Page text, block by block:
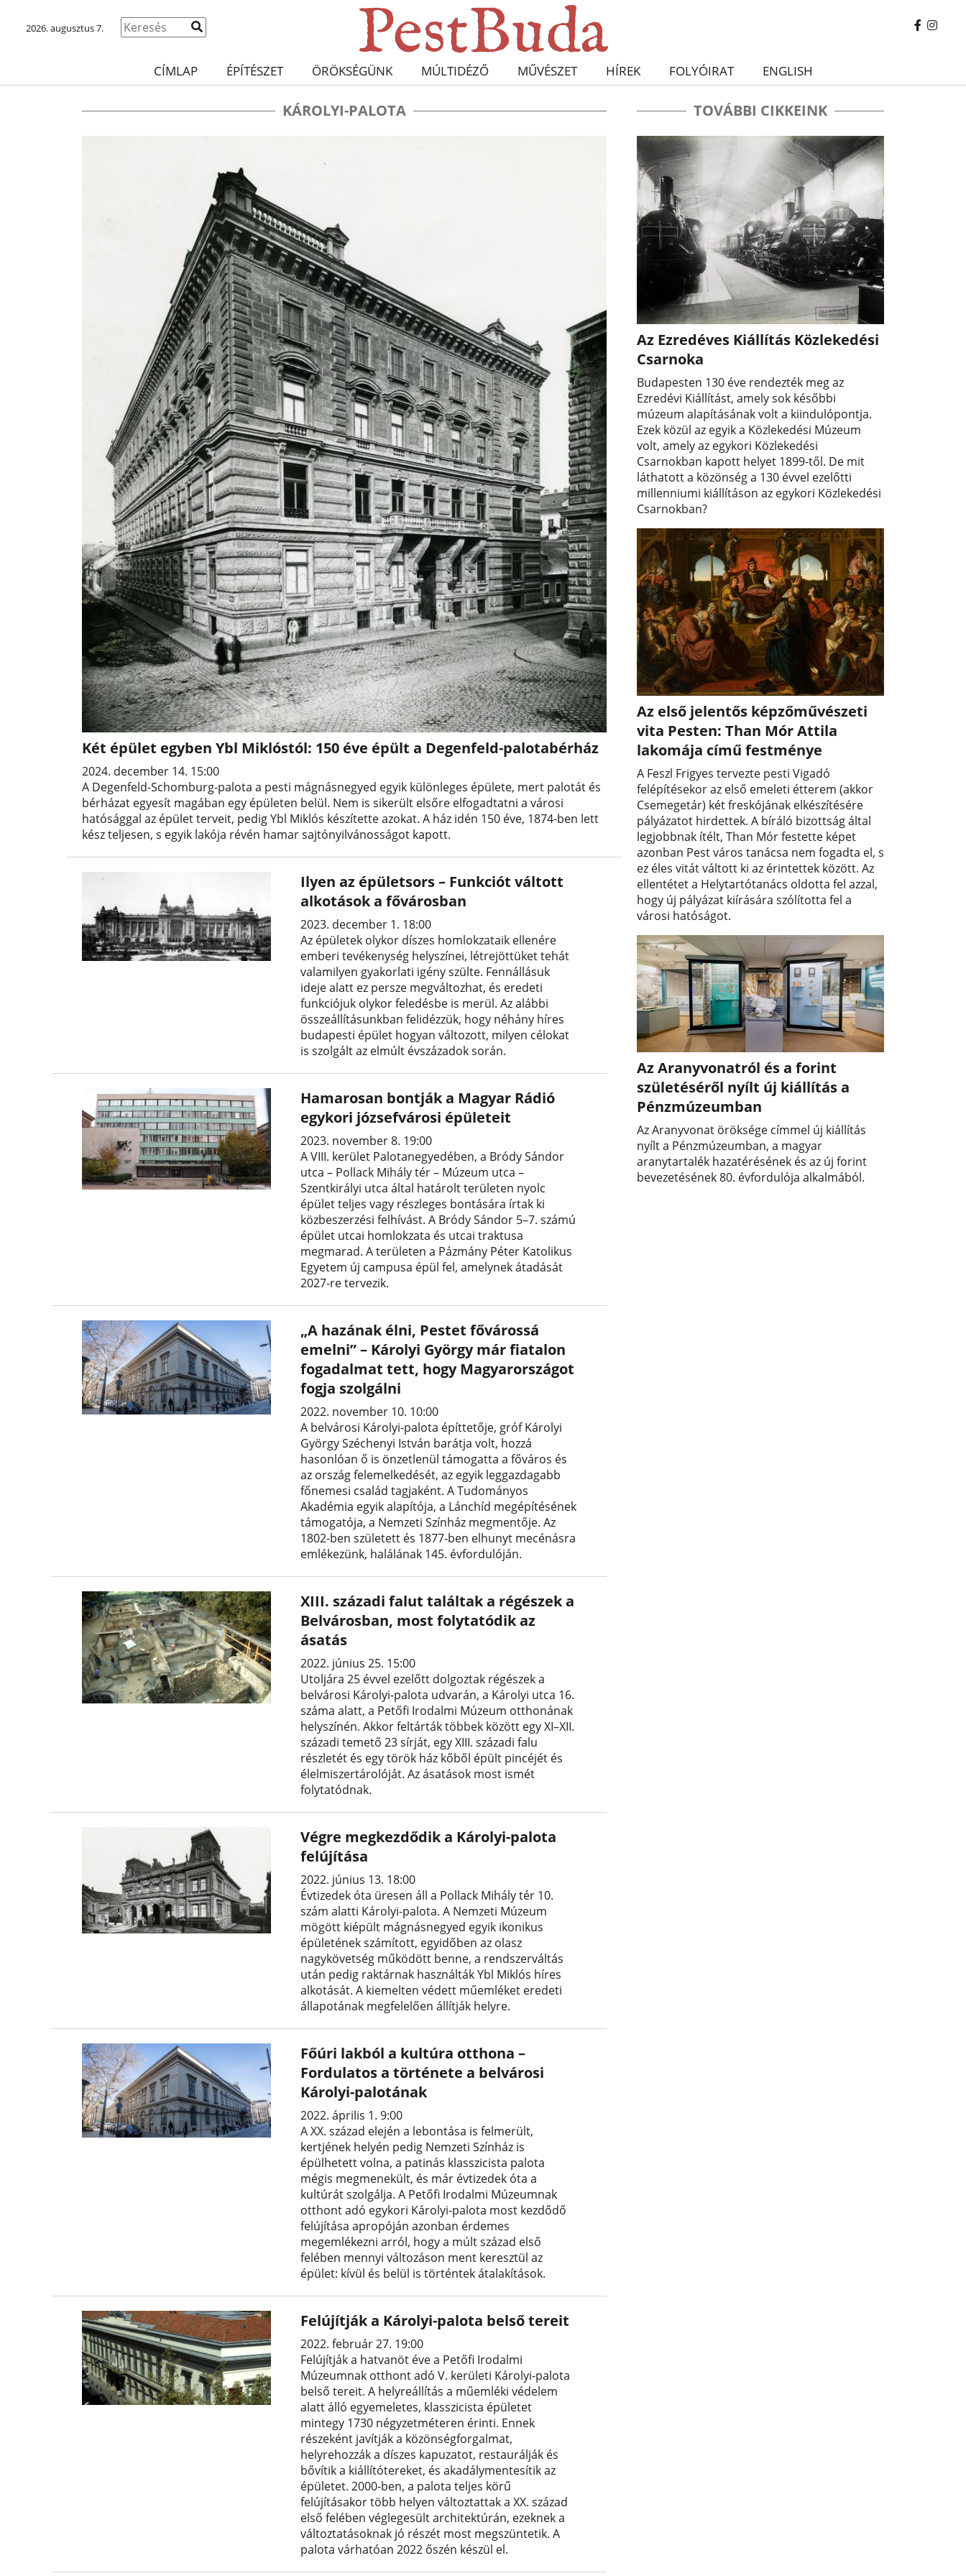
2026. augusztus 7.
CÍMLAP ÉPÍTÉSZET ÖRÖKSÉGÜNK MÚLTIDÉZŐ MŰVÉSZET HÍREK FOLYÓIRAT ENGLISH
KÁROLYI-PALOTA
Két épület egyben Ybl Miklóstól: 150 éve épült a Degenfeld-palotabérház
2024. december 14. 15:00
A Degenfeld-Schomburg-palota a pesti mágnásnegyed egyik különleges épülete, mert palotát és
bérházat egyesít magában egy épületen belül. Nem is sikerült elsőre elfogadtatni a városi
hatósággal az épület terveit, pedig Ybl Miklós készítette azokat. A ház idén 150 éve, 1874-ben lett
kész teljesen, s egyik lakója révén hamar sajtónyilvánosságot kapott.
Ilyen az épületsors – Funkciót váltott
alkotások a fővárosban
2023. december 1. 18:00
Az épületek olykor díszes homlokzataik ellenére
emberi tevékenység helyszínei, létrejöttüket tehát
valamilyen gyakorlati igény szülte. Fennállásuk
ideje alatt ez persze megváltozhat, és eredeti
funkciójuk olykor feledésbe is merül. Az alábbi
összeállításunkban felidézzük, hogy néhány híres
budapesti épület hogyan változott, milyen célokat
is szolgált az elmúlt évszázadok során.
Hamarosan bontják a Magyar Rádió
egykori józsefvárosi épületeit
2023. november 8. 19:00
A VIII. kerület Palotanegyedében, a Bródy Sándor
utca – Pollack Mihály tér – Múzeum utca –
Szentkirályi utca által határolt területen nyolc
épület teljes vagy részleges bontására írtak ki
közbeszerzési felhívást. A Bródy Sándor 5–7. számú
épület utcai homlokzata és utcai traktusa
megmarad. A területen a Pázmány Péter Katolikus
Egyetem új campusa épül fel, amelynek átadását
2027-re tervezik.
„A hazának élni, Pestet fővárossá
emelni” – Károlyi György már fiatalon
fogadalmat tett, hogy Magyarországot
fogja szolgálni
2022. november 10. 10:00
A belvárosi Károlyi-palota építtetője, gróf Károlyi
György Széchenyi István barátja volt, hozzá
hasonlóan ő is önzetlenül támogatta a főváros és
az ország felemelkedését, az egyik leggazdagabb
főnemesi család tagjaként. A Tudományos
Akadémia egyik alapítója, a Lánchíd megépítésének
támogatója, a Nemzeti Színház megmentője. Az
1802-ben született és 1877-ben elhunyt mecénásra
emlékezünk, halálának 145. évfordulóján.
XIII. századi falut találtak a régészek a
Belvárosban, most folytatódik az
ásatás
2022. június 25. 15:00
Utoljára 25 évvel ezelőtt dolgoztak régészek a
belvárosi Károlyi-palota udvarán, a Károlyi utca 16.
száma alatt, a Petőfi Irodalmi Múzeum otthonának
helyszínén. Akkor feltárták többek között egy XI–XII.
századi temető 23 sírját, egy XIII. századi falu
részletét és egy török ház kőből épült pincéjét és
élelmiszertárolóját. Az ásatások most ismét
folytatódnak.
Végre megkezdődik a Károlyi-palota
felújítása
2022. június 13. 18:00
Évtizedek óta üresen áll a Pollack Mihály tér 10.
szám alatti Károlyi-palota. A Nemzeti Múzeum
mögött kiépült mágnásnegyed egyik ikonikus
épületének számított, egyidőben az olasz
nagykövetség működött benne, a rendszerváltás
után pedig raktárnak használták Ybl Miklós híres
alkotását. A kiemelten védett műemléket eredeti
állapotának megfelelően állítják helyre.
Főúri lakból a kultúra otthona –
Fordulatos a története a belvárosi
Károlyi-palotának
2022. április 1. 9:00
A XX. század elején a lebontása is felmerült,
kertjének helyén pedig Nemzeti Színház is
épülhetett volna, a patinás klasszicista palota
mégis megmenekült, és már évtizedek óta a
kultúrát szolgálja. A Petőfi Irodalmi Múzeumnak
otthont adó egykori Károlyi-palota most kezdődő
felújítása apropóján azonban érdemes
megemlékezni arról, hogy a múlt század első
felében mennyi változáson ment keresztül az
épület: kívül és belül is történtek átalakítások.
Felújítják a Károlyi-palota belső tereit
2022. február 27. 19:00
Felújítják a hatvanöt éve a Petőfi Irodalmi
Múzeumnak otthont adó V. kerületi Károlyi-palota
belső tereit. A helyreállítás a műemléki védelem
alatt álló egyemeletes, klasszicista épületet
mintegy 1730 négyzetméteren érinti. Ennek
részeként javítják a közönségforgalmat,
helyrehozzák a díszes kapuzatot, restaurálják és
bővítik a kiállítótereket, és akadálymentesítik az
épületet. 2000-ben, a palota teljes körű
felújításakor több helyen változtattak a XX. század
első felében véglegesült architektúrán, ezeknek a
változtatásoknak jó részét most megszüntetik. A
palota várhatóan 2022 őszén készül el.
TOVÁBBI CIKKEINK
Az Ezredéves Kiállítás Közlekedési
Csarnoka
Budapesten 130 éve rendezték meg az
Ezredévi Kiállítást, amely sok későbbi
múzeum alapításának volt a kiindulópontja.
Ezek közül az egyik a Közlekedési Múzeum
volt, amely az egykori Közlekedési
Csarnokban kapott helyet 1899-től. De mit
láthatott a közönség a 130 évvel ezelőtti
millenniumi kiállításon az egykori Közlekedési
Csarnokban?
Az első jelentős képzőművészeti
vita Pesten: Than Mór Attila
lakomája című festménye
A Feszl Frigyes tervezte pesti Vigadó
felépítésekor az első emeleti étterem (akkor
Csemegetár) két freskójának elkészítésére
pályázatot hirdettek. A bíráló bizottság által
legjobbnak ítélt, Than Mór festette képet
azonban Pest város tanácsa nem fogadta el, s
ez éles vitát váltott ki az érintettek között. Az
ellentétet a Helytartótanács oldotta fel azzal,
hogy új pályázat kiírására szólította fel a
városi hatóságot.
Az Aranyvonatról és a forint
születéséről nyílt új kiállítás a
Pénzmúzeumban
Az Aranyvonat öröksége címmel új kiállítás
nyílt a Pénzmúzeumban, a magyar
aranytartalék hazatérésének és az új forint
bevezetésének 80. évfordulója alkalmából.